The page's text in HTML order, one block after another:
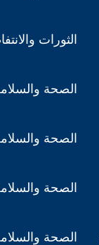
الثورات
الصحة
الصحة
الصحة
الصحة